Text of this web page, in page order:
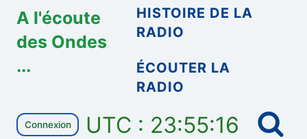
A l'écoute
des Ondes
...
HISTOIRE DE LA
RADIO
ÉCOUTER LA
RADIO
Connexion UTC : 23:55:16